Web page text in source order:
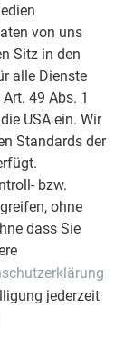
von uns
Sitz in den
alle Dienste
49 Abs. 1
USA ein. Wir
Standards der
bzw.
ohne
dass Sie
jederzeit
Realisierung
bleiben.
hat auch
es draußen
zu
bleiben die
unter
statt fader